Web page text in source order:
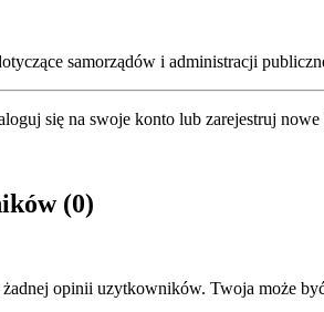
samorządów i administracji
się na swoje konto lub zarejestruj
(0)
żadnej opinii uzytkowników. Twoja może